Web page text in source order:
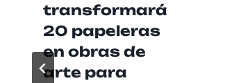
transformará
20 papeleras
en obras de
arte para